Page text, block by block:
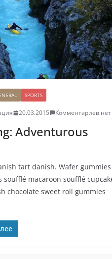
SPORTS
20.03.2015 Комментариев нет
Adventurous
tart danish. Wafer gummies
soufflé macaroon soufflé
chocolate sweet roll gummies